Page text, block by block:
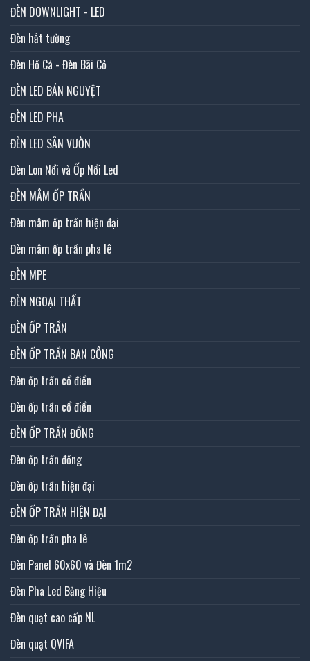
ĐÈN DOWNLIGHT - LED
Đèn hắt tường
Đèn Hồ Cá - Đèn Bãi Cỏ
ĐÈN LED BÁN NGUYỆT
ĐÈN LED PHA
ĐÈN LED SÂN VƯỜN
Đèn Lon Nổi và Ốp Nổi Led
ĐÈN MÂM ỐP TRẦN
Đèn mâm ốp trần hiện đại
Đèn mâm ốp trần pha lê
ĐÈN MPE
ĐÈN NGOẠI THẤT
ĐÈN ỐP TRẦN
ĐÈN ỐP TRẦN BAN CÔNG
Đèn ốp trần cổ điển
Đèn ốp trần cổ điển
ĐÈN ỐP TRẦN ĐỒNG
Đèn ốp trần đồng
Đèn ốp trần hiện đại
ĐÈN ỐP TRẦN HIỆN ĐẠI
Đèn ốp trần pha lê
Đèn Panel 60x60 và Đèn 1m2
Đèn Pha Led Bảng Hiệu
Đèn quạt cao cấp NL
Đèn quạt QVIFA